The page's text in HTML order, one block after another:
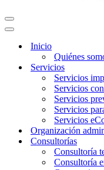
Menú
de
Menú
navegación
Inicio
Quiénes
Servicios
Servicios
Servicios
Servicios
Servicios
Servicios
Organización
Consultorías
Consultoría
Consultoría